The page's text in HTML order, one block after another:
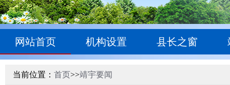
网站首页 机构设置 县长之窗
当前位置： 首页>>靖宇要闻